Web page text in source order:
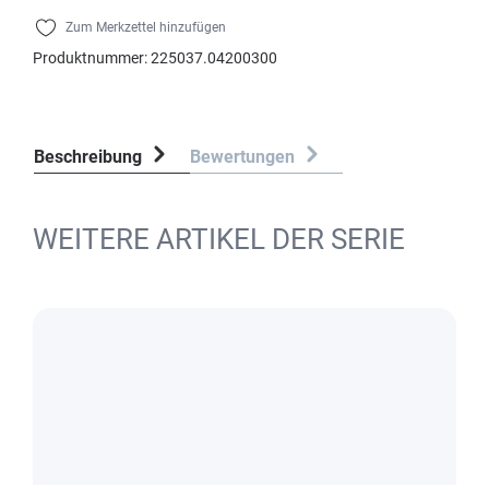
Zum Merkzettel hinzufügen
Produktnummer:225037.04200300
Beschreibung Bewertungen
WEITERE ARTIKEL DER SERIE